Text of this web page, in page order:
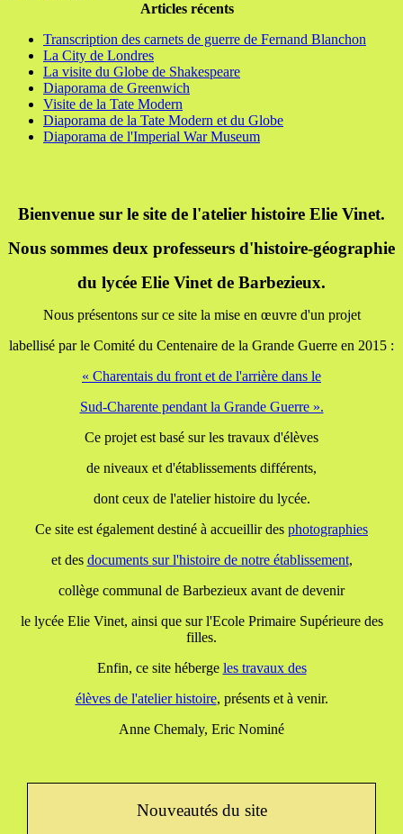
Articles récents
Transcription des carnets de guerre de Fernand Blanchon
La City de Londres
La visite du Globe de Shakespeare
Diaporama de Greenwich
Visite de la Tate Modern
Diaporama de la Tate Modern et du Globe
Diaporama de l'Imperial War Museum
Bienvenue sur le site de l'atelier histoire Elie Vinet.
Nous sommes deux professeurs d'histoire-géographie
du lycée Elie Vinet de Barbezieux.
Nous présentons sur ce site la mise en œuvre d'un projet
labellisé par le Comité du Centenaire de la Grande Guerre en 2015 :
« Charentais du front et de l'arrière dans le
Sud-Charente pendant la Grande Guerre ».
Ce projet est basé sur les travaux d'élèves
de niveaux et d'établissements différents,
dont ceux de l'atelier histoire du lycée.
Ce site est également destiné à accueillir des photographies
et des documents sur l'histoire de notre établissement,
collège communal de Barbezieux avant de devenir
le lycée Elie Vinet, ainsi que sur l'Ecole Primaire Supérieure des
filles.
Enfin, ce site héberge les travaux des
élèves de l'atelier histoire, présents et à venir.
Anne Chemaly, Eric Nominé
Nouveautés du site